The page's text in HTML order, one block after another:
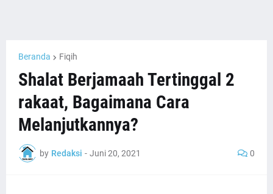
Beranda Fiqih
Shalat Berjamaah Tertinggal 2
rakaat, Bagaimana Cara
Melanjutkannya?
by Redaksi - Juni 20, 2021 0